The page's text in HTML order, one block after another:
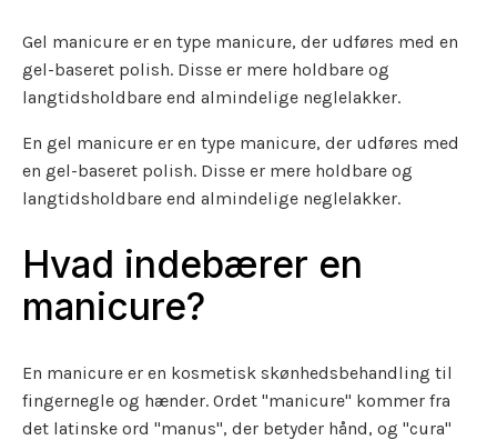
Gel manicure er en type manicure, der udføres med en
gel-baseret polish. Disse er mere holdbare og
langtidsholdbare end almindelige neglelakker.
En gel manicure er en type manicure, der udføres med
en gel-baseret polish. Disse er mere holdbare og
langtidsholdbare end almindelige neglelakker.
Hvad indebærer en
manicure?
En manicure er en kosmetisk skønhedsbehandling til
fingernegle og hænder. Ordet "manicure" kommer fra
det latinske ord "manus", der betyder hånd, og "cura"